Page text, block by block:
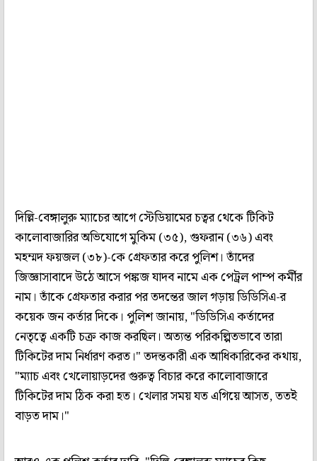
দিল্লি-বেঙ্গালুরু ম্যাচের আগে স্টেডিয়ামের চত্বর থেকে টিকিট
কালোবাজারির অভিযোগে মুকিম (৩৫), গুফরান (৩৬) এবং
মহম্মদ ফয়জল (৩৮)-কে গ্রেফতার করে পুলিশ। তাঁদের
জিজ্ঞাসাবাদে উঠে আসে পঙ্কজ যাদব নামে এক পেট্রল পাম্প কর্মীর
নাম। তাঁকে গ্রেফতার করার পর তদন্তের জাল গড়ায় ডিডিসিএ-র
কয়েক জন কর্তার দিকে। পুলিশ জানায়, "ডিডিসিএ কর্তাদের
নেতৃত্বে একটি চক্র কাজ করছিল। অত্যন্ত পরিকল্পিতভাবে তারা
টিকিটের দাম নির্ধারণ করত।" তদন্তকারী এক আধিকারিকের কথায়,
"ম্যাচ এবং খেলোয়াড়দের গুরুত্ব বিচার করে কালোবাজারে
টিকিটের দাম ঠিক করা হত। খেলার সময় যত এগিয়ে আসত, ততই
বাড়ত দাম।"